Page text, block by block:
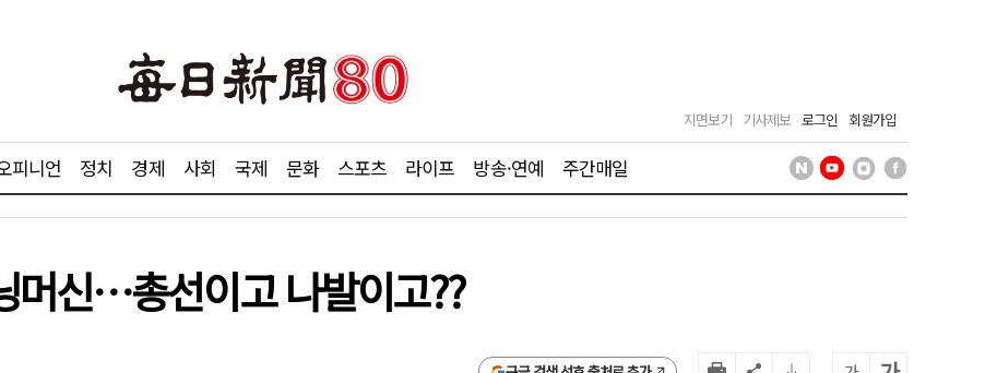
지면보기 기사제보 로그인 회원가입
피니언 정치 경제 사회 국제 문화 스포츠 라이프 방송·연예 주간매일
머신…총선이고 나발이고??